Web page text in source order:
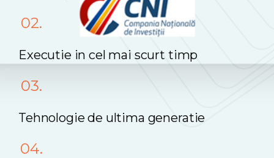
02.
Executie in cel mai scurt timp
03.
Tehnologie de ultima generatie
04.